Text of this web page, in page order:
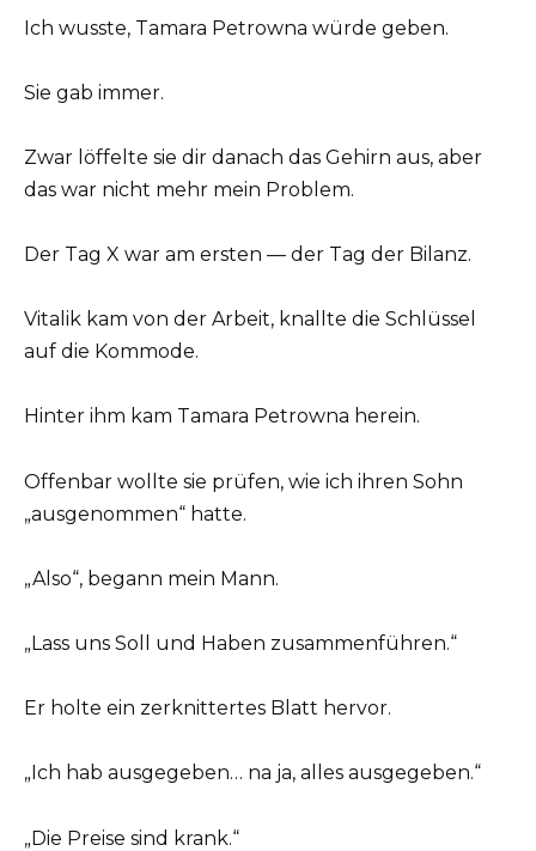
Ich wusste, Tamara Petrowna würde geben.
Sie gab immer.
Zwar löffelte sie dir danach das Gehirn aus, aber
das war nicht mehr mein Problem.
Der Tag X war am ersten — der Tag der Bilanz.
Vitalik kam von der Arbeit, knallte die Schlüssel
auf die Kommode.
Hinter ihm kam Tamara Petrowna herein.
Offenbar wollte sie prüfen, wie ich ihren Sohn
„ausgenommen“ hatte.
„Also“, begann mein Mann.
„Lass uns Soll und Haben zusammenführen.“
Er holte ein zerknittertes Blatt hervor.
„Ich hab ausgegeben… na ja, alles ausgegeben.“
„Die Preise sind krank.“